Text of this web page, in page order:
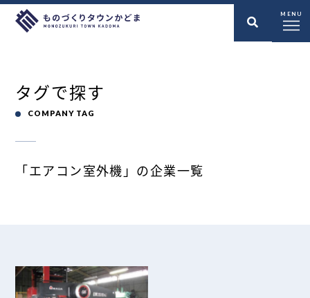
MENU
タグで探す
COMPANY TAG
「エアコン室外機」の企業一覧